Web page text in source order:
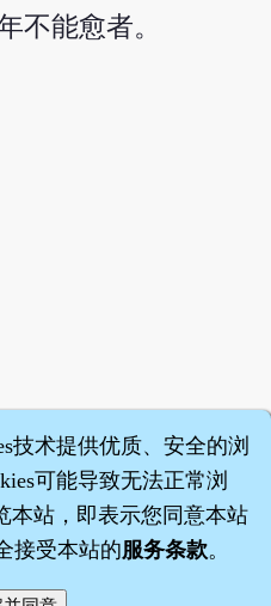
不能愈者。
技术提供优质、安全的浏
可能导致无法正常浏
本站，即表示您同意本站
接受本站的服务条款。